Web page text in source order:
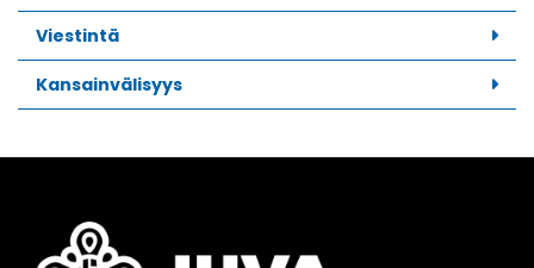
Viestintä
Kansainvälisyys